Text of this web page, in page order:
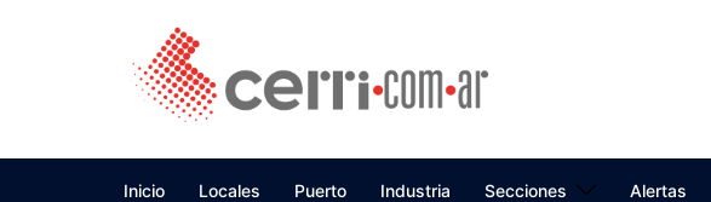
Inicio Locales Puerto Industria Secciones Alertas